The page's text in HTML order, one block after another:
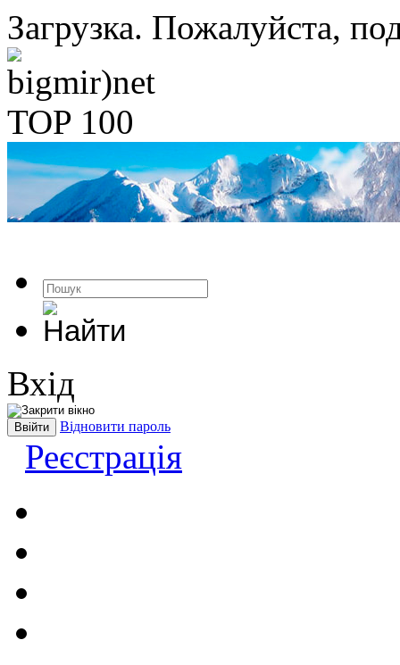
Загрузка. Пожалуйста,
Вхід
Відновити пароль
Реєстрація